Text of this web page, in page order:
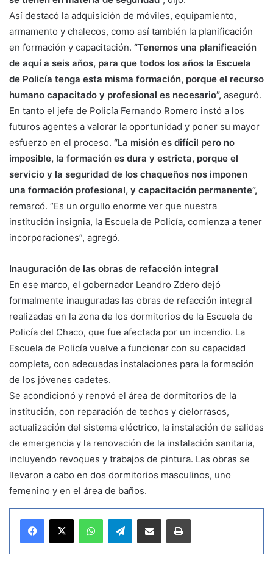
Así destacó la adquisición de móviles, equipamiento,
armamento y chalecos, como así también la planificación
en formación y capacitación. “Tenemos una planificación
de aquí a seis años, para que todos los años la Escuela
de Policía tenga esta misma formación, porque el recurso
humano capacitado y profesional es necesario”, aseguró.
En tanto el jefe de Policía Fernando Romero instó a los
futuros agentes a valorar la oportunidad y poner su mayor
esfuerzo en el proceso. “La misión es difícil pero no
imposible, la formación es dura y estricta, porque el
servicio y la seguridad de los chaqueños nos imponen
una formación profesional, y capacitación permanente”,
remarcó. “Es un orgullo enorme ver que nuestra
institución insignia, la Escuela de Policía, comienza a tener
incorporaciones”, agregó.
Inauguración de las obras de refacción integral
En ese marco, el gobernador Leandro Zdero dejó
formalmente inauguradas las obras de refacción integral
realizadas en la zona de los dormitorios de la Escuela de
Policía del Chaco, que fue afectada por un incendio. La
Escuela de Policía vuelve a funcionar con su capacidad
completa, con adecuadas instalaciones para la formación
de los jóvenes cadetes.
Se acondicionó y renovó el área de dormitorios de la
institución, con reparación de techos y cielorrasos,
actualización del sistema eléctrico, la instalación de salidas
de emergencia y la renovación de la instalación sanitaria,
incluyendo revoques y trabajos de pintura. Las obras se
llevaron a cabo en dos dormitorios masculinos, uno
femenino y en el área de baños.
Telegram